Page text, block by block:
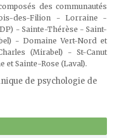
des communautés
des-Filion - Lorraine -
- Sainte-Thérèse - Saint-
- Domaine Vert-Nord et
(Mirabel) - St-Canut
et Sainte-Rose (Laval).
de psychologie de